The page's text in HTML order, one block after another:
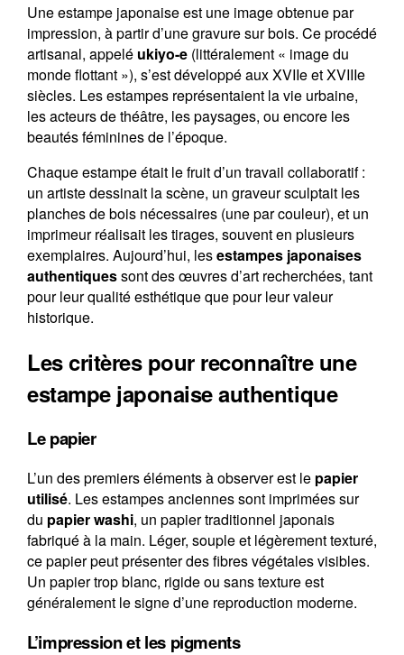
Une estampe japonaise est une image obtenue par
impression, à partir d’une gravure sur bois. Ce procédé
artisanal, appelé ukiyo-e (littéralement « image du
monde flottant »), s’est développé aux XVIIe et XVIIIe
siècles. Les estampes représentaient la vie urbaine,
les acteurs de théâtre, les paysages, ou encore les
beautés féminines de l’époque.
Chaque estampe était le fruit d’un travail collaboratif :
un artiste dessinait la scène, un graveur sculptait les
planches de bois nécessaires (une par couleur), et un
imprimeur réalisait les tirages, souvent en plusieurs
exemplaires. Aujourd’hui, lesestampes japonaises
authentiquessont des œuvres d’art recherchées, tant
pour leur qualité esthétique que pour leur valeur
historique.
Les critères pour reconnaître une
estampe japonaise authentique
Le papier
L’un des premiers éléments à observer est le papier
utilisé. Les estampes anciennes sont imprimées sur
du papier washi, un papier traditionnel japonais
fabriqué à la main. Léger, souple et légèrement texturé,
ce papier peut présenter des fibres végétales visibles.
Un papier trop blanc, rigide ou sans texture est
généralement le signe d’une reproduction moderne.
L’impression et les pigments